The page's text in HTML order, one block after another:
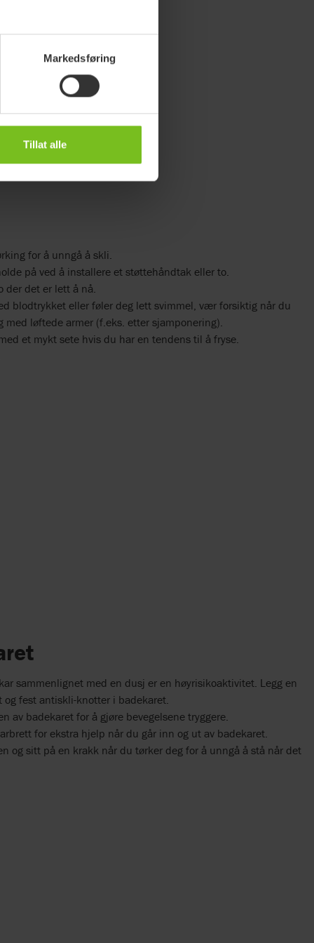
Markedsføring
Tillat alle
for å unngå å skli.
på ved å installere et støttehåndtak eller to.
der det er lett å nå.
blodtrykket eller føler deg lett svimmel, vær forsiktig når du
med løftede armer (f.eks. etter sjamponering).
et mykt sete hvis du har en tendens til å fryse.
sammenlignet med en dusj er en høyrisikoaktivitet. Legg en
fest antiskli-knotter i badekaret.
av badekaret for å gjøre bevegelsene tryggere.
for ekstra hjelp når du går inn og ut av badekaret.
og sitt på en krakk når du tørker deg for å unngå å stå når det